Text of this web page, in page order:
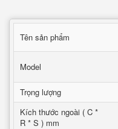
Tên sản phẩm
Model
Trọng lượng
Kích thước ngoài ( C *
R * S ) mm